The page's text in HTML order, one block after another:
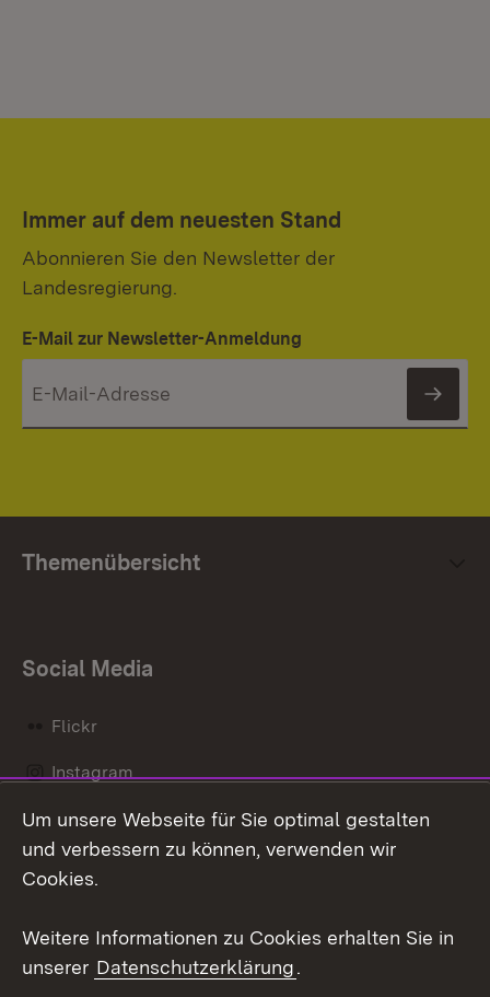
Immer auf dem neuesten Stand
Abonnieren Sie den Newsletter der
Landesregierung.
E-Mail zur Newsletter-Anmeldung
Themenübersicht
Social Media
Flickr
Instagram
Social Wall
Um unsere Webseite für Sie optimal gestalten
und verbessern zu können, verwenden wir
Cookies.
Weitere Informationen zu Cookies erhalten Sie in
unserer Datenschutzerklärung.